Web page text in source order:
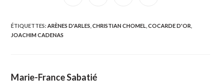
fenêtrefenêtrefenêtre fenêtre
ÉTIQUETTES:ARÈNES D'ARLES CHRISTIAN CHOMEL COCARDE D'OR
JOACHIM CADENAS
Marie-France Sabatié